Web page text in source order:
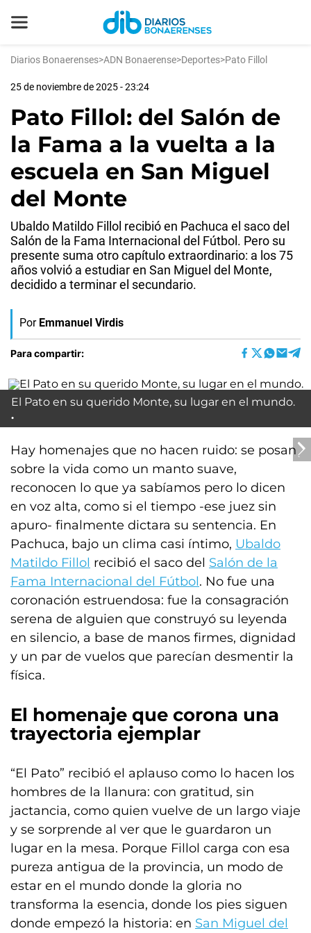
Diarios Bonaerenses>ADN Bonaerense>Deportes>Pato Fillol
25 de noviembre de 2025 - 23:24
Pato Fillol: del Salón de
la Fama a la vuelta a la
escuela en San Miguel
del Monte
Ubaldo Matildo Fillol recibió en Pachuca el saco del
Salón de la Fama Internacional del Fútbol. Pero su
presente suma otro capítulo extraordinario: a los 75
años volvió a estudiar en San Miguel del Monte,
decidido a terminar el secundario.
Por Emmanuel Virdis
Para compartir:
El Pato en su querido Monte, su lugar en el mundo.
Hay homenajes que no hacen ruido: se posan
sobre la vida como un manto suave,
reconocen lo que ya sabíamos pero lo dicen
en voz alta, como si el tiempo -ese juez sin
apuro- finalmente dictara su sentencia. En
Pachuca, bajo un clima casi íntimo, Ubaldo
Matildo Fillol recibió el saco del Salón de la
Fama Internacional del Fútbol. No fue una
coronación estruendosa: fue la consagración
serena de alguien que construyó su leyenda
en silencio, a base de manos firmes, dignidad
y un par de vuelos que parecían desmentir la
física.
El homenaje que corona una
trayectoria ejemplar
“El Pato” recibió el aplauso como lo hacen los
hombres de la llanura: con gratitud, sin
jactancia, como quien vuelve de un largo viaje
y se sorprende al ver que le guardaron un
lugar en la mesa. Porque Fillol carga con esa
pureza antigua de la provincia, un modo de
estar en el mundo donde la gloria no
transforma la esencia, donde los pies siguen
donde empezó la historia: en San Miguel del